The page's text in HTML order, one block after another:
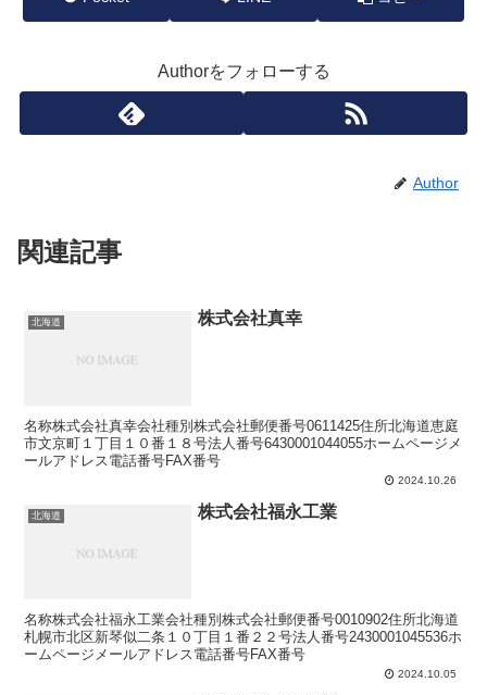
Authorをフォローする
Author
関連記事
北海道 株式会社真幸
名称株式会社真幸会社種別株式会社郵便番号0611425住所北海道恵庭
市文京町１丁目１０番１８号法人番号6430001044055ホームページメ
ールアドレス電話番号FAX番号
2024.10.26
北海道 株式会社福永工業
名称株式会社福永工業会社種別株式会社郵便番号0010902住所北海道
札幌市北区新琴似二条１０丁目１番２２号法人番号2430001045536ホ
ームページメールアドレス電話番号FAX番号
2024.10.05